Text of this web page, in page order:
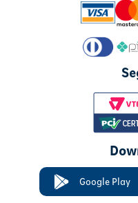
Google Play